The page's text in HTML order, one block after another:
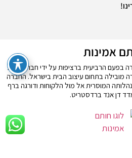
אמינות
בפעם הרביעית ברציפות על ידי חברת דירוג
מובילה בתחום עיצוב הבית בישראל. החברה
המוסרית אל מול הלקוחות ודורגה ברף
דן אנד ברדסטריט.